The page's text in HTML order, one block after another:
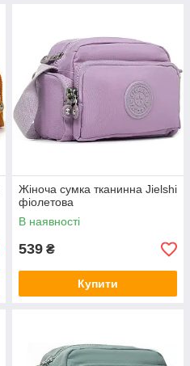
Жіноча сумка тканинна Jielshi
фіолетова
В наявності
539 ₴
Купити